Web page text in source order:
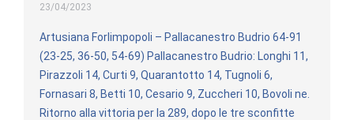
23/04/2023
Artusiana Forlimpopoli – Pallacanestro Budrio 64-91
(23-25, 36-50, 54-69) Pallacanestro Budrio: Longhi 11,
Pirazzoli 14, Curti 9, Quarantotto 14, Tugnoli 6,
Fornasari 8, Betti 10, Cesario 9, Zuccheri 10, Bovoli ne.
Ritorno alla vittoria per la 289, dopo le tre sconfitte